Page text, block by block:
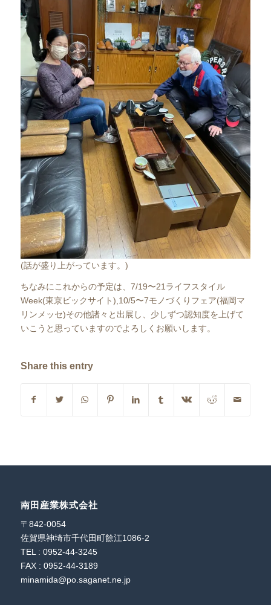
(話が盛り上がっています。)
ちなみにこれからの予定は、7/19〜21ライフスタイル
Week(東京ビックサイト),10/5〜7モノづくりフェア(福岡マ
リンメッセ)その他諸々と出展し、少しずつ認知度を上げて
いこうと思っていますのでよろしくお願いします。
Share this entry
南田産業株式会社
〒842-0054
佐賀県神埼市千代田町餘江1086-2
TEL : 0952-44-3245
FAX : 0952-44-3189
minamida@po.saganet.ne.jp